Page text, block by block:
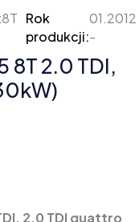
8T Rok
produkcji:
01.2012
-
8T 2.0 TDI,
2.0 TDI quattro